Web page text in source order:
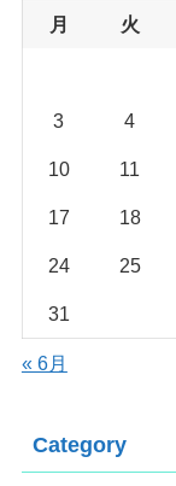
月 火
3 4
10 11
17 18
24 25
31
« 6月
Category